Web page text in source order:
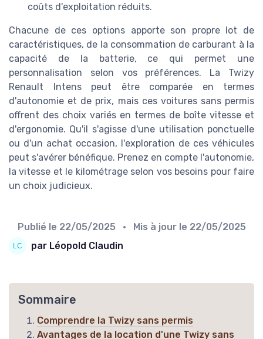
coûts d'exploitation réduits.
Chacune de ces options apporte son propre lot de
caractéristiques, de la consommation de carburant à la
capacité de la batterie, ce qui permet une
personnalisation selon vos préférences. La Twizy
Renault Intens peut être comparée en termes
d'autonomie et de prix, mais ces voitures sans permis
offrent des choix variés en termes de boîte vitesse et
d'ergonomie. Qu'il s'agisse d'une utilisation ponctuelle
ou d'un achat occasion, l'exploration de ces véhicules
peut s'avérer bénéfique. Prenez en compte l'autonomie,
la vitesse et le kilométrage selon vos besoins pour faire
un choix judicieux.
Publié le 22/05/2025 • Mis à jour le 22/05/2025
par Léopold Claudin
Sommaire
Comprendre la Twizy sans permis
Avantages de la location d'une Twizy sans